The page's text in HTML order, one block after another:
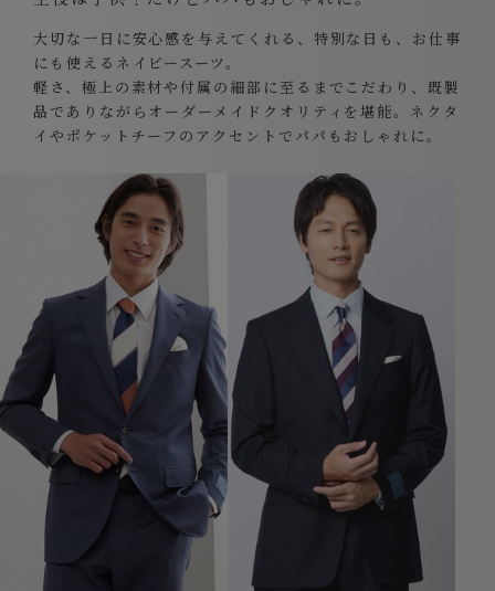
大切な一日に安心感を与えてくれる、特別な日も、お仕事
にも使えるネイビースーツ。
軽さ、極上の素材や付属の細部に至るまでこだわり、既製
品でありながらオーダーメイドクオリティを堪能。ネクタ
イやポケットチーフのアクセントでパパもおしゃれに。